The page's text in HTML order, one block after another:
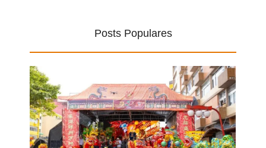
Posts Populares